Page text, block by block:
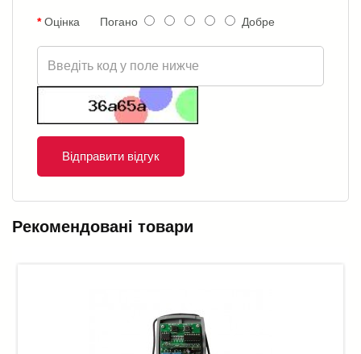
Оцінка Погано Добре
Відправити відгук
Рекомендовані товари